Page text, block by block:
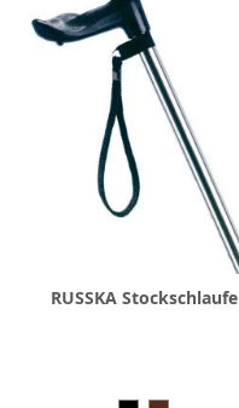
RUSSKA Stockschlaufe